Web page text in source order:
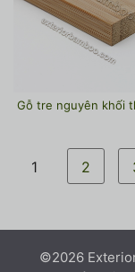
Gỗ tre nguyên khối
1 2
©2026